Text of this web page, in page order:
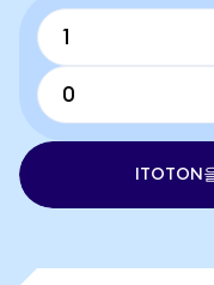
ITOTON